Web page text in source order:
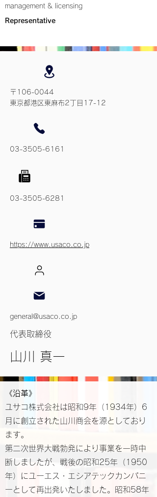
management & licensing
Representative
〒106-0044
東京都港区東麻布2丁目17-12
03-3505-6161
03-3505-6281
https://www.usaco.co.jp
general@usaco.co.jp
代表取締役
山川 真一
《沿革》
ユサコ株式会社は昭和9年（1934年）6
月に創立された山川商会を源としており
ます。
第二次世界大戦勃発により事業を一時中
断しましたが、戦後の昭和25年（1950
年）にユーエス・エシアテックカンパニ
ーとして再出発いたしました。昭和58年